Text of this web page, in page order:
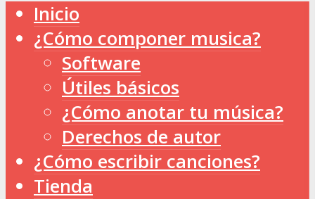
Inicio
¿Cómo componer musica?
Software
Útiles básicos
¿Cómo anotar tu música?
Derechos de autor
¿Cómo escribir canciones?
Tienda